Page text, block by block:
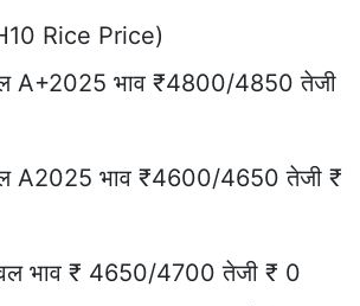
Rice Price)
A+2025 भाव ₹4800/4850 तेजी
A2025 भाव ₹4600/4650 तेजी ₹
भाव ₹ 4650/4700 तेजी ₹ 0